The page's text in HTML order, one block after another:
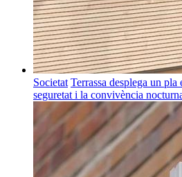
Societat Terrassa desplega un
seguretat i la convivència